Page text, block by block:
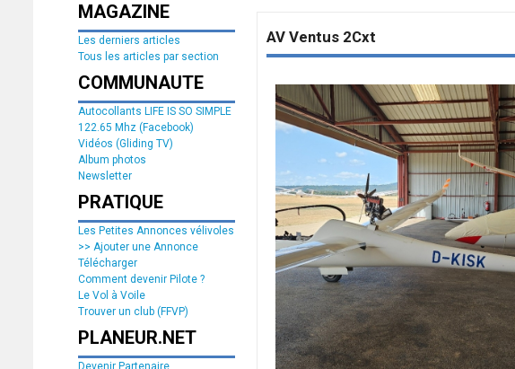
MAGAZINE
Les derniers articles
Tous les articles par section
COMMUNAUTE
Autocollants LIFE IS SO SIMPLE
122.65 Mhz (Facebook)
Vidéos (Gliding TV)
Album photos
Newsletter
PRATIQUE
Les Petites Annonces vélivoles
>> Ajouter une Annonce
Télécharger
Comment devenir Pilote ?
Le Vol à Voile
Trouver un club (FFVP)
PLANEUR.NET
Devenir Partenaire
AV Ventus 2Cxt